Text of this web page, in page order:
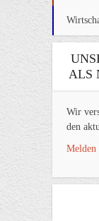
ALS
Wir
den
Melden